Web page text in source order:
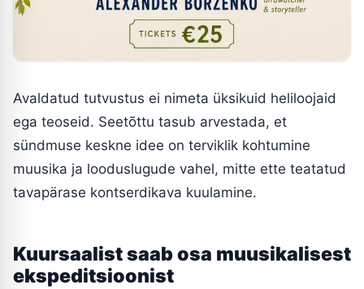
Avaldatud tutvustus ei nimeta üksikuid heliloojaid
ega teoseid. Seetõttu tasub arvestada, et
sündmuse keskne idee on terviklik kohtumine
muusika ja looduslugude vahel, mitte ette teatatud
tavapärase kontserdikava kuulamine.
Kuursaalist saab osa muusikalisest
ekspeditsioonist